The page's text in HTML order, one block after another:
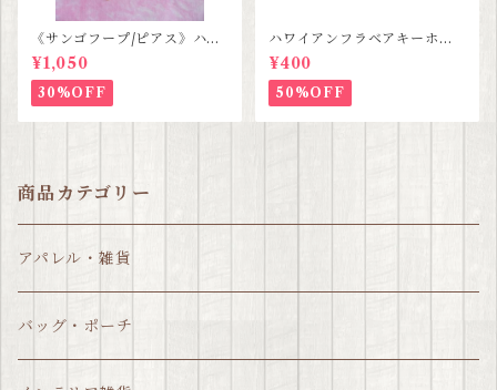
《サンゴフープ/ピアス》ハン
ドメイド SALE
¥1,050
30%OFF
ハワイアンフラベアキーホル
ダー SALE
¥400
50%OFF
商品カテゴリー
アパレル・雑貨
バッグ・ポーチ